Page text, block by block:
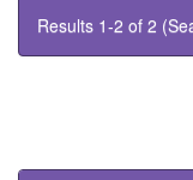
Results 1-2 of 2